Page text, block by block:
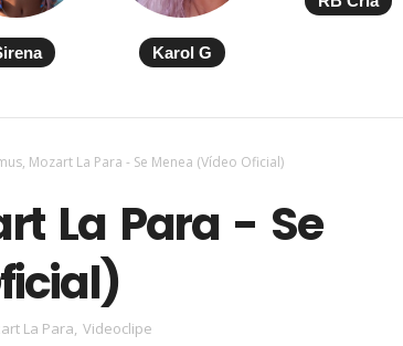
Karol G
Mozart La Para - Se Menea (Vídeo Oficial)
La Para - Se
La Para, Videoclipe